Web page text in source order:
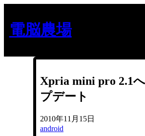
を
ス
ッ
電脳農場
Xpria mini pro 2.1
プデート
2010年11月15日
android